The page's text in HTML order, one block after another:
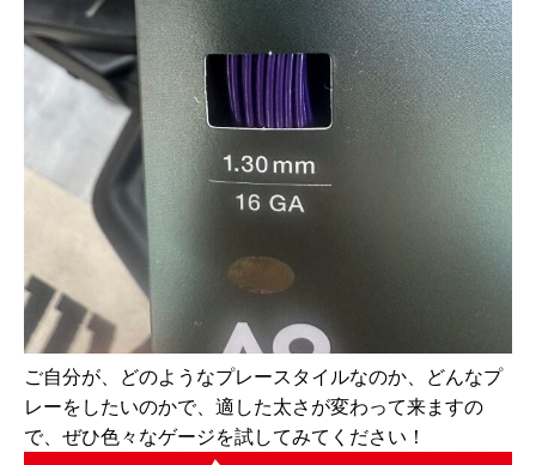
ご自分が、どのようなプレースタイルなのか、どんなプ
レーをしたいのかで、適した太さが変わって来ますの
で、ぜひ色々なゲージを試してみてください！